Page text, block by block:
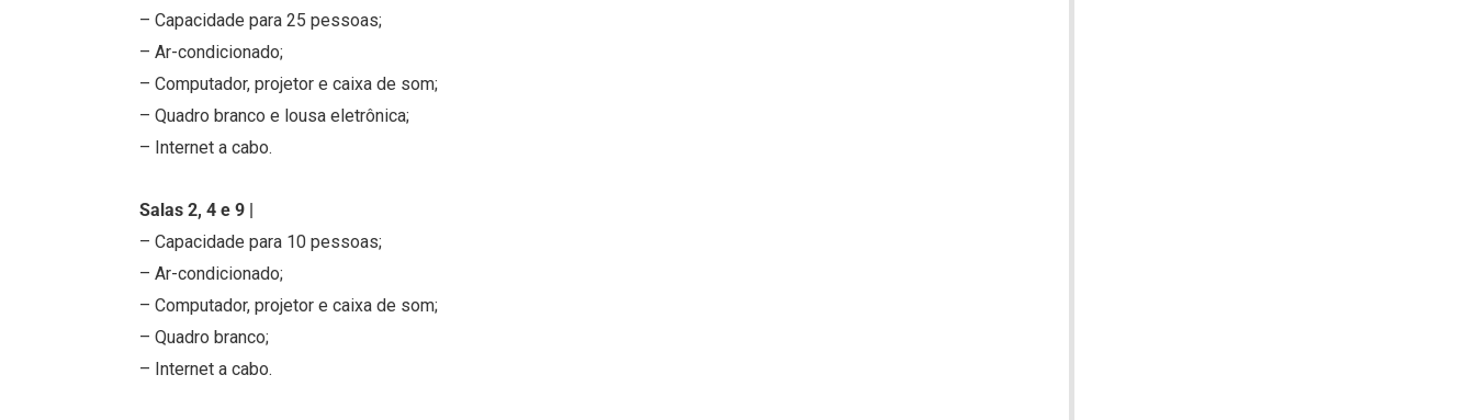
– Capacidade para 25 pessoas;
– Ar-condicionado;
– Computador, projetor e caixa de som;
– Quadro branco e lousa eletrônica;
– Internet a cabo.
Salas 2, 4 e 9 |
– Capacidade para 10 pessoas;
– Ar-condicionado;
– Computador, projetor e caixa de som;
– Quadro branco;
– Internet a cabo.